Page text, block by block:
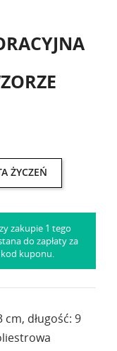
ŻYCZEŃ
zakupie 1 tego
do zapłaty za
kuponu.
długość: 9